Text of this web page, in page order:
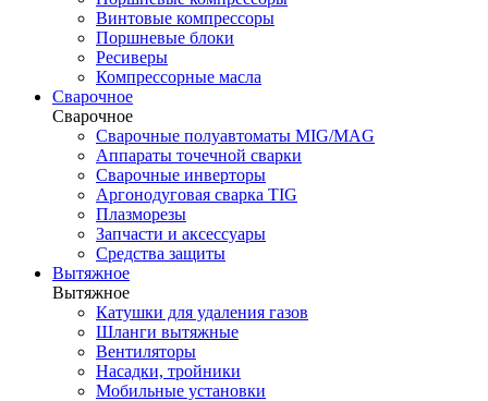
Винтовые компрессоры
Поршневые блоки
Ресиверы
Компрессорные масла
Сварочное
Сварочное
Сварочные полуавтоматы MIG/MAG
Аппараты точечной сварки
Сварочные инверторы
Аргонодуговая сварка TIG
Плазморезы
Запчасти и аксессуары
Средства защиты
Вытяжное
Вытяжное
Катушки для удаления газов
Шланги вытяжные
Вентиляторы
Насадки, тройники
Мобильные установки